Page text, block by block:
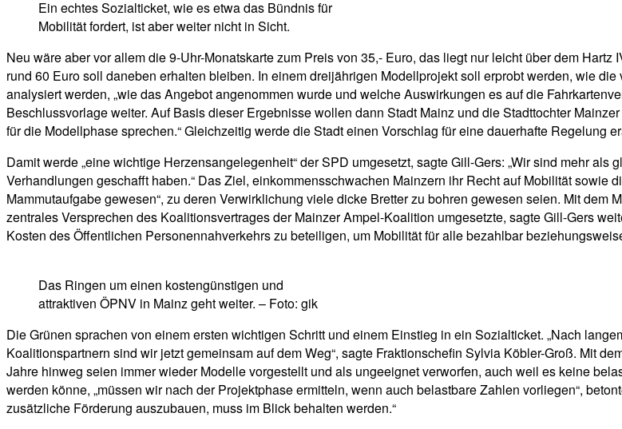
Ein echtes Sozialticket, wie es etwa das Bündnis für
Mobilität fordert, ist aber weiter nicht in Sicht.
Neu wäre aber vor allem die 9-Uhr-Monatskarte zum Preis von 35,- Euro, das liegt nur leicht über dem
rund 60 Euro soll daneben erhalten bleiben. In einem dreijährigen Modellprojekt soll erprobt werden, wie
analysiert werden, „wie das Angebot angenommen wurde und welche Auswirkungen es auf die
Beschlussvorlage weiter. Auf Basis dieser Ergebnisse wollen dann Stadt Mainz und die Stadttochter
für die Modellphase sprechen.“ Gleichzeitig werde die Stadt einen Vorschlag für eine dauerhafte Regelung
Damit werde „eine wichtige Herzensangelegenheit“ der SPD umgesetzt, sagte Gill-Gers: „Wir sind mehr
Verhandlungen geschafft haben.“ Das Ziel, einkommensschwachen Mainzern ihr Recht auf Mobilität
Mammutaufgabe gewesen“, zu deren Verwirklichung viele dicke Bretter zu bohren gewesen seien. Mit dem
zentrales Versprechen des Koalitionsvertrages der Mainzer Ampel-Koalition umgesetzte, sagte Gill-Gers
Kosten des Öffentlichen Personennahverkehrs zu beteiligen, um Mobilität für alle bezahlbar
Das Ringen um einen kostengünstigen und
attraktiven ÖPNV in Mainz geht weiter. – Foto: gik
Die Grünen sprachen von einem ersten wichtigen Schritt und einem Einstieg in ein Sozialticket. „Nach
Koalitionspartnern sind wir jetzt gemeinsam auf dem Weg“, sagte Fraktionschefin Sylvia Köbler-Groß. Mit
Jahre hinweg seien immer wieder Modelle vorgestellt und als ungeeignet verworfen, auch weil es keine
werden könne, „müssen wir nach der Projektphase ermitteln, wenn auch belastbare Zahlen vorliegen“,
zusätzliche Förderung auszubauen, muss im Blick behalten werden.“